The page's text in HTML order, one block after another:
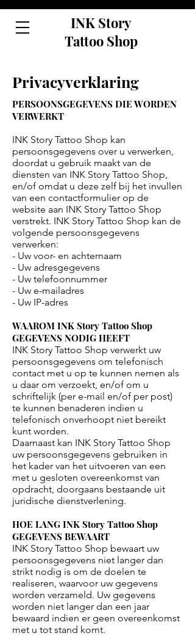
INK Story
Tattoo Shop
Privacyverklaring
PERSOONSGEGEVENS DIE WORDEN
VERWERKT
INK Story Tattoo Shop kan
persoonsgegevens over u verwerken,
doordat u gebruik maakt van de
diensten van INK Story Tattoo Shop,
en/of omdat u deze zelf bij het invullen
van een contactformulier op de
website aan INK Story Tattoo Shop
verstrekt. INK Story Tattoo Shop kan de
volgende persoonsgegevens
verwerken:
- Uw voor- en achternaam
- Uw adresgegevens
- Uw telefoonnummer
- Uw e-mailadres
- Uw IP-adres
WAAROM INK Story Tattoo Shop
GEGEVENS NODIG HEEFT
INK Story Tattoo Shop verwerkt uw
persoonsgegevens om telefonisch
contact met u op te kunnen nemen als
u daar om verzoekt, en/of om u
schriftelijk (per e-mail en/of per post)
te kunnen benaderen indien u
telefonisch onverhoopt niet bereikt
kunt worden.
Daarnaast kan INK Story Tattoo Shop
uw persoonsgegevens gebruiken in
het kader van het uitvoeren van een
met u gesloten overeenkomst van
opdracht, doorgaans bestaande uit
juridische dienstverlening.
HOE LANG INK Story Tattoo Shop
GEGEVENS BEWAART
INK Story Tattoo Shop bewaart uw
persoonsgegevens niet langer dan
strikt nodig is om de doelen te
realiseren, waarvoor uw gegevens
worden verzameld. Uw gegevens
worden niet langer dan een jaar
bewaard indien er geen overeenkomst
met u tot stand komt.